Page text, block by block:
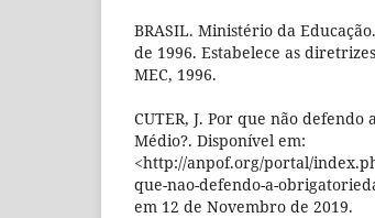
BRASIL. Ministério da
de 1996. Estabelece as
MEC, 1996.
CUTER, J. Por que não
Médio?. Disponível em:
<http://anpof.org/portal/
que-nao-defendo-a-
em 12 de Novembro de 2019.